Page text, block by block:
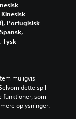
Portugisisk
Tysk
muligvis
dette spil
funktioner, som
oplysninger.